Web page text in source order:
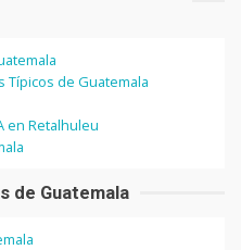
Típicos de Guatemala
en Retalhuleu
de Guatemala